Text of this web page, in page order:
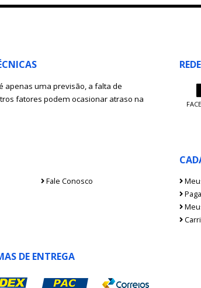
apenas uma previsão, a falta de
fatores podem ocasionar atraso na
Fale Conosco
DE ENTREGA